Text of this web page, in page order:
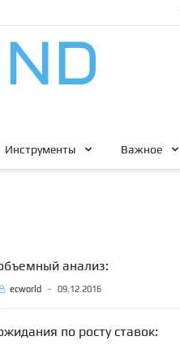
Инструменты Важное
анализ:
ecworld - 09.12.2016
по росту ставок: